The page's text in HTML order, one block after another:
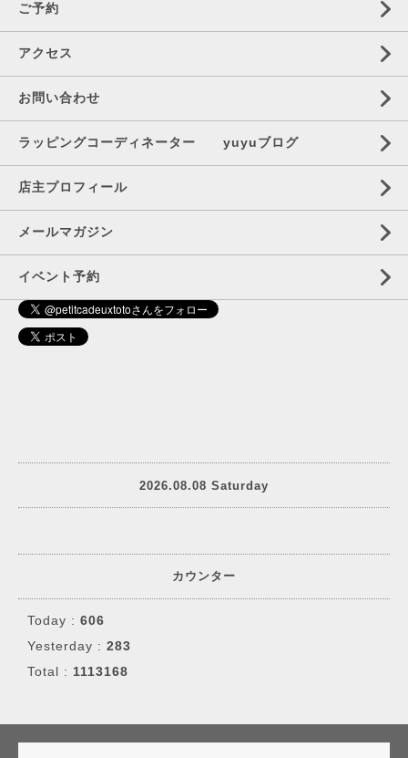
ご予約
アクセス
お問い合わせ
ラッピングコーディネーター yuyuブログ
店主プロフィール
メールマガジン
イベント予約
2026.08.08 Saturday
カウンター
Today : 606
Yesterday : 283
Total : 1113168